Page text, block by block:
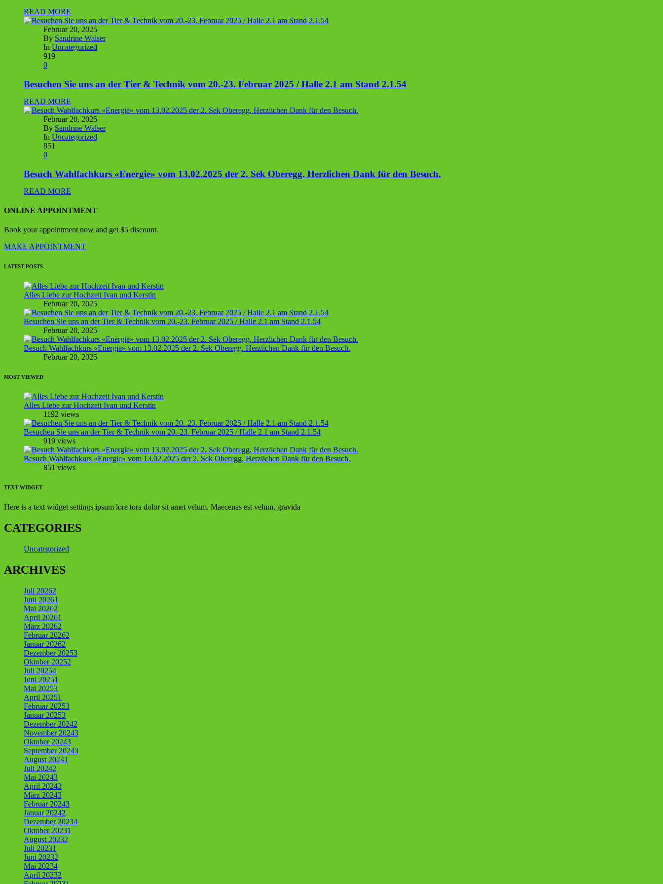
READ MORE
Februar 20, 2025
By Sandrine Walser
In Uncategorized
919
0
Besuchen Sie uns an der Tier & Technik vom 20.-23. Februar 2025 / Halle 2.1 am Stand 2.1.54
READ MORE
Februar 20, 2025
By Sandrine Walser
In Uncategorized
851
0
Besuch Wahlfachkurs «Energie» vom 13.02.2025 der 2. Sek Oberegg. Herzlichen Dank für den Besuch.
READ MORE
ONLINE APPOINTMENT
Book your appointment now and get $5 discount.
MAKE APPOINTMENT
LATEST POSTS
Alles Liebe zur Hochzeit Ivan und Kerstin
Februar 20, 2025
Besuchen Sie uns an der Tier & Technik vom 20.-23. Februar 2025 / Halle 2.1 am Stand 2.1.54
Februar 20, 2025
Besuch Wahlfachkurs «Energie» vom 13.02.2025 der 2. Sek Oberegg. Herzlichen Dank für den Besuch.
Februar 20, 2025
MOST VIEWED
Alles Liebe zur Hochzeit Ivan und Kerstin
1192 views
Besuchen Sie uns an der Tier & Technik vom 20.-23. Februar 2025 / Halle 2.1 am Stand 2.1.54
919 views
Besuch Wahlfachkurs «Energie» vom 13.02.2025 der 2. Sek Oberegg. Herzlichen Dank für den Besuch.
851 views
TEXT WIDGET
Here is a text widget settings ipsum lore tora dolor sit amet velum. Maecenas est velum, gravida
CATEGORIES
Uncategorized
ARCHIVES
Juli 20262
Juni 20261
Mai 20262
April 20261
März 20262
Februar 20262
Januar 20262
Dezember 20253
Oktober 20252
Juli 20254
Juni 20251
Mai 20253
April 20251
Februar 20253
Januar 20253
Dezember 20242
November 20243
Oktober 20243
September 20243
August 20241
Juli 20242
Mai 20243
April 20243
März 20243
Februar 20243
Januar 20242
Dezember 20234
Oktober 20231
August 20232
Juli 20231
Juni 20232
Mai 20234
April 20232